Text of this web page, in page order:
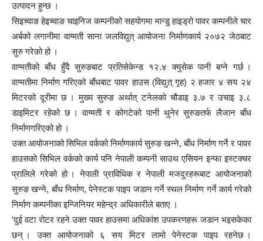
उत्पादन हुन्छ ।
सिइच्वाङ हेइच्वाङ चाइनिज कम्पनीको सहयोगमा मान्डु हाइड्रो पावर कम्पनीले चार
अर्बको लगानीमा वाग्मती साना जलविद्युत् आयोजना निर्माणकार्य २०७२ जेठबाट
सुरु गरेको हो ।
वाग्मतीको बाँध हुँदै सुरुङबाट प्रतिसेकेन्ड १२.४ क्युसेक पानी बग्ने गर्छ ।
वाग्मतीमा निर्माण गरिएको बाँधबाट पावर हाउस (विद्युत् गृह) २ हजार ४ सय २४
मिटरको दूरीमा छ । मुख्य सुरुङ अर्थात् टनेलको चौडाइ ३.७ र उचाइ ३.८
डाइमिटर रहेको छ । वाग्मती र कोगटेको पानी थुनेर सुरुङतर्फ लैजान बाँध
निर्माणगरिएको हो ।
उक्त आयोजनाको सिभिल वर्कको निर्माणकार्य सुरुङ खन्ने, बाँध निर्माण गर्ने र पावर
हाउसको सिभिल वर्कको कार्य पनि नेपाली कम्पनी साउथ एसियन इन्फा इस्टक्चर
प्रालिले गरेको हो । नेपाली प्राविधिक र नेपाली मजदुरहरूबाट आयोजनाको
सुरुङ खन्ने, बाँध निर्माण, पेनेस्टक पाइप जडान गर्ने स्थल निर्माण गर्ने कार्य गरेको
निर्माण कम्पनीका इन्जिनियर महेन्द्र अधिकारीले बताए ।
‘दुई वटा रोटर रहने उक्त पावर हाउसमा अधिकांश उपकरणहरू जडान भइसकेका
छन् । उक्त आयोजनाको ६ सय मिटर लामो पेनेस्टक पाइप रहनेछ ।